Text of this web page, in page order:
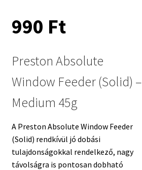
990 Ft
Preston Absolute
Window Feeder (Solid) –
Medium 45g
A Preston Absolute Window Feeder
(Solid) rendkívül jó dobási
tulajdonságokkal rendelkező, nagy
távolságra is pontosan dobható